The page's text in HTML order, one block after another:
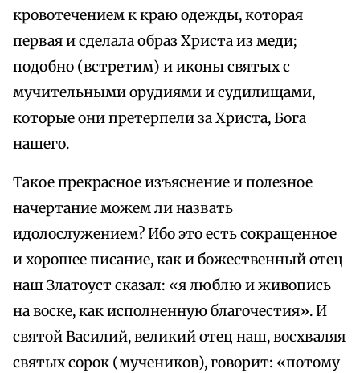
кровотечением к краю одежды, которая
первая и сделала образ Христа из меди;
подобно (встретим) и иконы святых с
мучительными орудиями и судилищами,
которые они претерпели за Христа, Бога
нашего.
Такое прекрасное изъяснение и полезное
начертание можем ли назвать
идолослужением? Ибо это есть сокращенное
и хорошее писание, как и божественный отец
наш Златоуст сказал: «я люблю и живопись
на воске, как исполненную благочестия». И
святой Василий, великий отец наш, восхваляя
святых сорок (мучеников), говорит: «потому